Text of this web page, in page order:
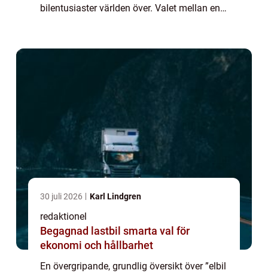
bilentusiaster världen över. Valet mellan en
30 juli 2026 Karl Lindgren
redaktionel
Begagnad lastbil smarta val för
ekonomi och hållbarhet
En övergripande, grundlig översikt över ”elbil